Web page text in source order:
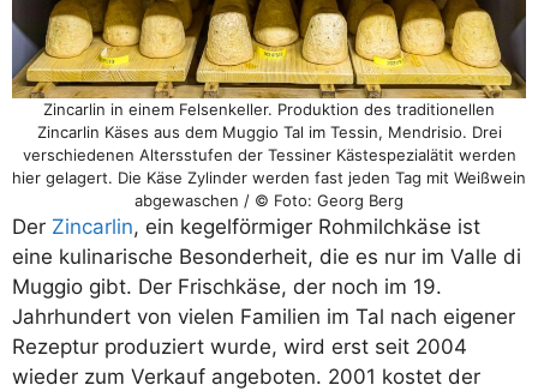
Zincarlin in einem Felsenkeller. Produktion des traditionellen
Zincarlin Käses aus dem Muggio Tal im Tessin, Mendrisio. Drei
verschiedenen Altersstufen der Tessiner Kästespezialätit werden
hier gelagert. Die Käse Zylinder werden fast jeden Tag mit Weißwein
abgewaschen / © Foto: Georg Berg
Der Zincarlin, ein kegelförmiger Rohmilchkäse ist
eine kulinarische Besonderheit, die es nur im Valle di
Muggio gibt. Der Frischkäse, der noch im 19.
Jahrhundert von vielen Familien im Tal nach eigener
Rezeptur produziert wurde, wird erst seit 2004
wieder zum Verkauf angeboten. 2001 kostet der